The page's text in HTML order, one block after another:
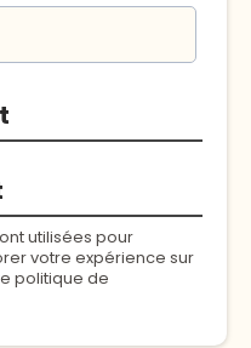
utilisées pour
votre expérience sur
politique de